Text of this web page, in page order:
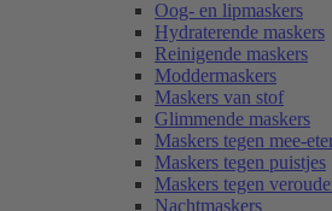
Oog- en lipmaskers
Hydraterende maskers
Reinigende maskers
Moddermaskers
Maskers van stof
Glimmende maskers
Maskers tegen mee-
Maskers tegen puistjes
Maskers tegen
Nachtmaskers